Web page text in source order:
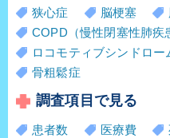
狭心症
脳梗塞
COPD（慢性閉塞性肺疾
ロコモティブシンドロ
骨粗鬆症
調査項目で見る
患者数 医療費